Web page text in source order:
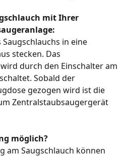
mit Ihrer
in eine
stecken. Das
durch den Einschalter am
Sobald der
gezogen wird ist die
Zentralstaubsaugergerät
möglich?
am Saugschlauch können